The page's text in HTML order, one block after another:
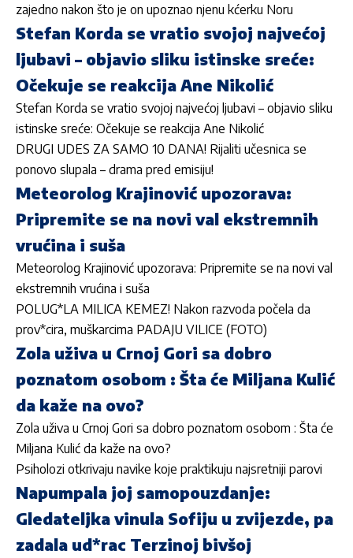
zajedno nakon što je on upoznao njenu kćerku Noru
Stefan Korda se vratio svojoj najvećoj
ljubavi – objavio sliku istinske sreće:
Očekuje se reakcija Ane Nikolić
Stefan Korda se vratio svojoj najvećoj ljubavi – objavio sliku
istinske sreće: Očekuje se reakcija Ane Nikolić
DRUGI UDES ZA SAMO 10 DANA! Rijaliti učesnica se
ponovo slupala – drama pred emisiju!
Meteorolog Krajinović upozorava:
Pripremite se na novi val ekstremnih
vrućina i suša
Meteorolog Krajinović upozorava: Pripremite se na novi val
ekstremnih vrućina i suša
POLUG*LA MILICA KEMEZ! Nakon razvoda počela da
prov*cira, muškarcima PADAJU VILICE (FOTO)
Zola uživa u Crnoj Gori sa dobro
poznatom osobom : Šta će Miljana Kulić
da kaže na ovo?
Zola uživa u Crnoj Gori sa dobro poznatom osobom : Šta će
Miljana Kulić da kaže na ovo?
Psiholozi otkrivaju navike koje praktikuju najsretniji parovi
Napumpala joj samopouzdanje:
Gledateljka vinula Sofiju u zvijezde, pa
zadala ud*rac Terzinoj bivšoj